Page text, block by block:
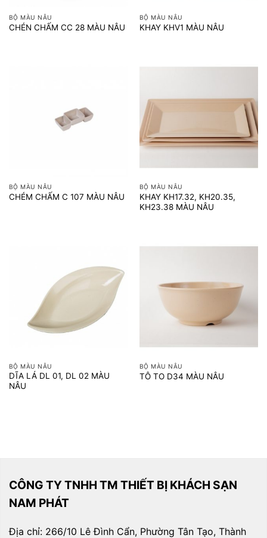
BỘ MÀU NÂU
CHÉN CHẤM CC 28 MÀU NÂU
BỘ MÀU NÂU
KHAY KHV1 MÀU NÂU
BỘ MÀU NÂU
CHÉM CHẤM C 107 MÀU NÂU
BỘ MÀU NÂU
KHAY KH17.32, KH20.35,
KH23.38 MÀU NÂU
BỘ MÀU NÂU
DĨA LÁ DL 01, DL 02 MÀU
NÂU
BỘ MÀU NÂU
TÔ TO D34 MÀU NÂU
CÔNG TY TNHH TM THIẾT BỊ KHÁCH SẠN
NAM PHÁT
Địa chỉ: 266/10 Lê Đình Cẩn, Phường Tân Tạo, Thành